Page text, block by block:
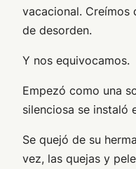
vacacional. Creímos
de desorden.
Y nos equivocamos.
Empezó como una
silenciosa se instaló
Se quejó de su
vez, las quejas y